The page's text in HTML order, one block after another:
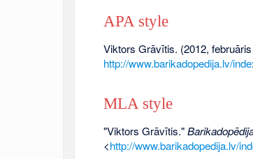
APA style
Viktors Grāvītis. (2012,
http://www.barikadopedija.lv/
MLA style
"Viktors Grāvītis."
<http://www.barikadopedija.lv/